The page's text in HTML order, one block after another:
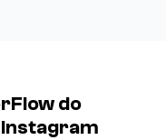
do